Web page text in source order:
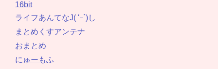
16bit
ライフあんてなJ( 'ｰ`)し
まとめくすアンテナ
おまとめ
にゅーもふ